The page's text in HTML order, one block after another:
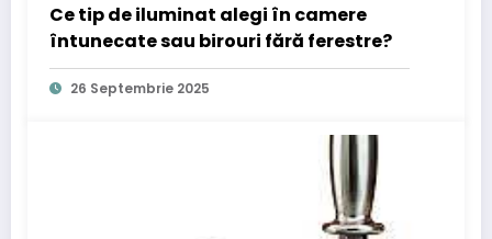
Ce tip de iluminat alegi în camere
întunecate sau birouri fără ferestre?
26 Septembrie 2025